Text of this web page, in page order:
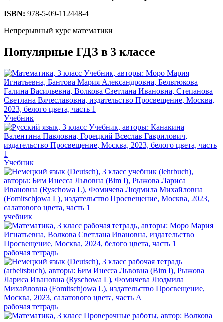
ISBN: 978-5-09-112448-4
Непрерывный курс математики
Популярные ГДЗ в 3 классе
Учебник
Учебник
учебник
рабочая тетрадь
рабочая тетрадь